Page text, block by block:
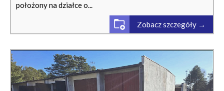
położony na działce o...
Zobacz szczegóły →